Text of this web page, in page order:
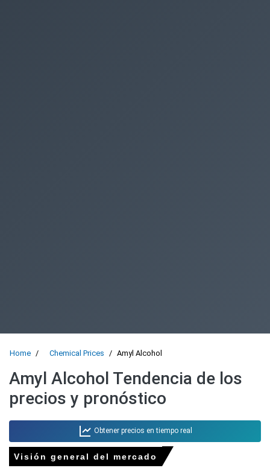
Home Chemical Prices Amyl Alcohol
Amyl Alcohol Tendencia de los
precios y pronóstico
Obtener precios en tiempo real
Visión general del mercado